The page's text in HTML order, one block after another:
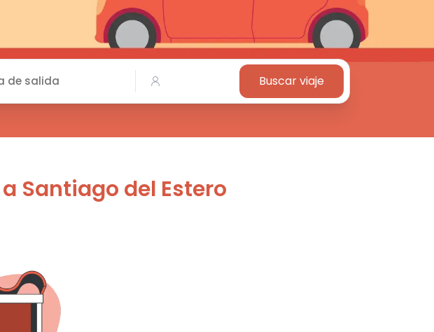
de salida Buscar viaje
Santiago del Estero